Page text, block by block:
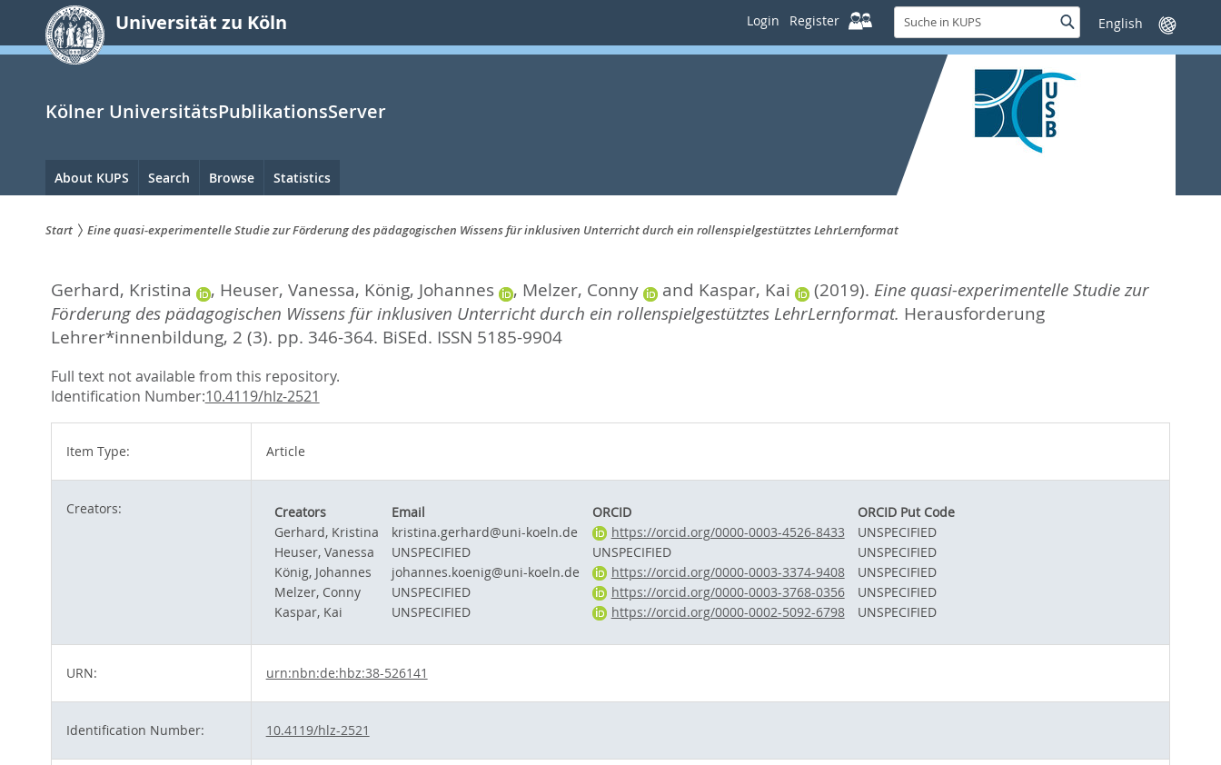
springen
Universität zu Köln Login Register
Suche
in
KUPS
SucheSprache
wechseln
Kölner UniversitätsPublikationsServer
Hauptnavigation
About KUPS Search Browse Statistics
sind
hier:
Start Eine quasi-experimentelle Studie zur Förderung des pädagogischen Wissens für inklusiven Unterricht durch ein rollenspielgestütztes LehrLernformat
Gerhard, Kristina , Heuser, Vanessa, König, Johannes , Melzer, Conny and Kaspar, Kai (2019). Eine quasi-experimentelle Studie zur
Förderung des pädagogischen Wissens für inklusiven Unterricht durch ein rollenspielgestütztes LehrLernformat. Herausforderung
Lehrer*innenbildung, 2 (3). pp. 346-364. BiSEd. ISSN 5185-9904
Full text not available from this repository.
Identification Number:10.4119/hlz-2521
Item Type: Article
Creators: Creators Email ORCID
ORCID Put Code
Gerhard, Kristina
kristina.gerhard@uni-koeln.de https://orcid.org/0000-0003-4526-8433
UNSPECIFIED
Heuser, Vanessa
UNSPECIFIED UNSPECIFIED
UNSPECIFIED
König, Johannes
johannes.koenig@uni-koeln.de https://orcid.org/0000-0003-3374-9408
UNSPECIFIED
Melzer, Conny
UNSPECIFIED https://orcid.org/0000-0003-3768-0356
UNSPECIFIED
Kaspar, Kai
UNSPECIFIED https://orcid.org/0000-0002-5092-6798 UNSPECIFIED
URN: urn:nbn:de:hbz:38-526141
Identification Number: 10.4119/hlz-2521